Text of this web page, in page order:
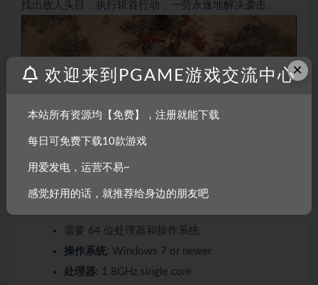
找出敌人头目，执行斩首行动，一劳永逸地解决袭击。
系统需求
最低配置:
需要 64 位处理器和操作系统
操作系统: Windows 7 or newer
处理器: 1.8GHz single core
×
欢迎来到PGAME游戏交流中心
本站所有资源均【免费】，注册就能下载
每日可免费下载10款游戏
用爱发电，运营不易~
感觉好用的话，就推荐给身边的朋友吧